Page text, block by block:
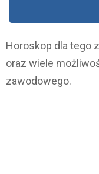
Horoskop dla tego
oraz wiele
zawodowego.